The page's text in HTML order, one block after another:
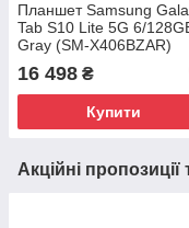
Планшет Samsung
Tab S10 Lite 5G 6/
Gray (SM-X406BZAR)
16 498 ₴
Купити
Акційні